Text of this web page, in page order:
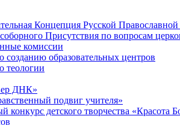
Концепция Русской
Присутствия по вопросам
комиссии
созданию образовательных центров
теологии
ДНК»
подвиг учителя»
конкурс детского творчества «Красота